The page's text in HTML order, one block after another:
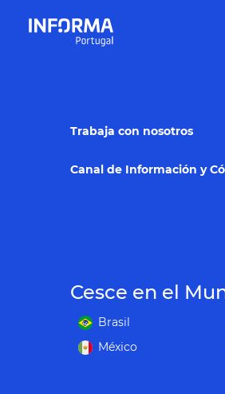
Trabaja con nosotros
Canal de Información y
Cesce en el
Brasil
México